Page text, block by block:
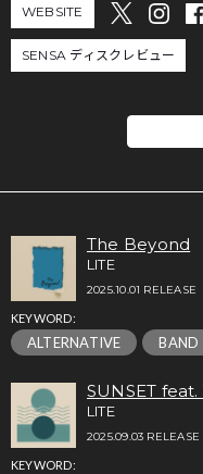
WEBSITE
SENSA ディスクレビュー
The Beyond
LITE
2025.10.01 RELEASE
KEYWORD:
ALTERNATIVE BAND
SUNSET
LITE
2025.09.03 RELEASE
KEYWORD: